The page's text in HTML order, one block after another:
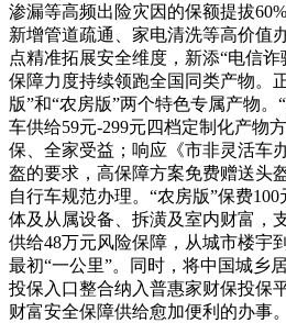
渗漏等高频出险灾因的保额提拔
新增管道疏通、家电清洗等高价值
点精准拓展安全维度，新添“电信诈
保障力度持续领跑全国同类产物。
版”和“农房版”两个特色专属产物
车供给59元-299元四档定制化产物
保、全家受益；响应《市非灵活车
盔的要求，高保障方案免费赠送头
自行车规范办理。“农房版”保费
体及从属设备、拆潢及室内财富，
供给48万元风险保障，从城市楼宇
最初“一公里”。同时，将中国城乡
投保入口整合纳入普惠家财保投保
财富安全保障供给愈加便利的办事